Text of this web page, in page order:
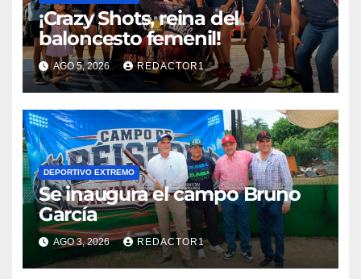
¡Crazy Shots, reina del
baloncesto femenil!
AGO 5, 2026 REDACTOR1
DEPORTIVO EXTREMO
Se inaugura el campo Bruno
García
AGO 3, 2026 REDACTOR1